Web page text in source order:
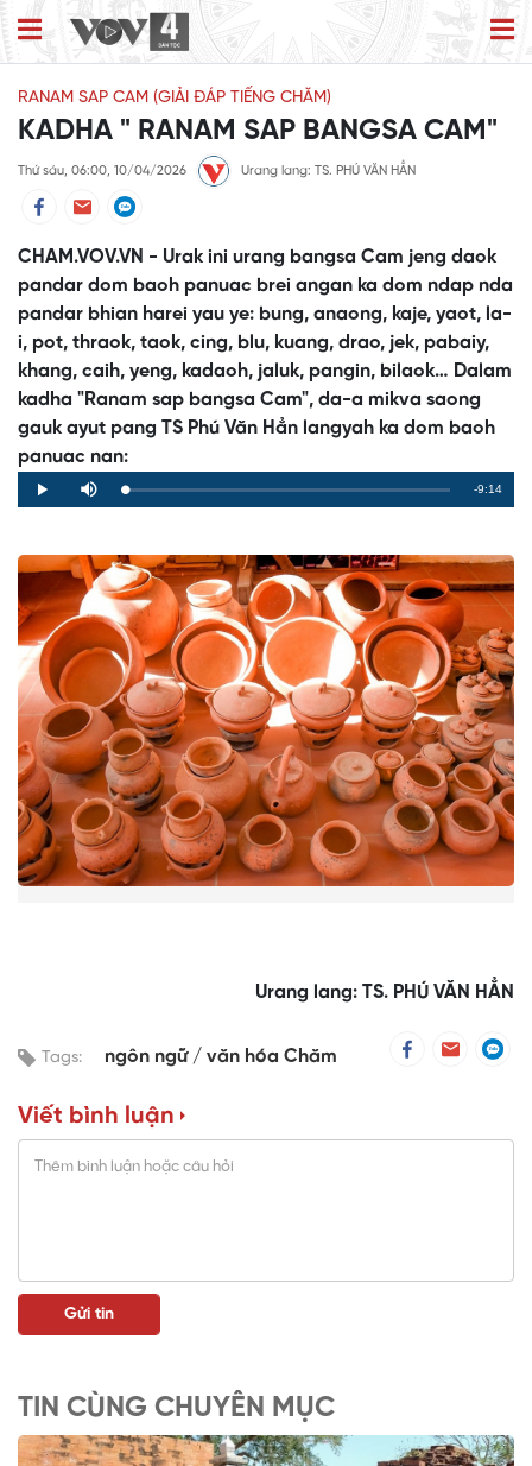
RANAM SAP CAM (GIẢI ĐÁP TIẾNG CHĂM)
KADHA " RANAM SAP BANGSA CAM"
Thứ sáu, 06:00, 10/04/2026 Urang lang: TS. PHÚ VĂN HẲN
CHAM.VOV.VN - Urak ini urang bangsa Cam jeng daok
pandar dom baoh panuac brei angan ka dom ndap nda
pandar bhian harei yau ye: bung, anaong, kaje, yaot, la-
i, pot, thraok, taok, cing, blu, kuang, drao, jek, pabaiy,
khang, caih, yeng, kadaoh, jaluk, pangin, bilaok… Dalam
kadha "Ranam sap bangsa Cam", da-a mikva saong
gauk ayut pang TS Phú Văn Hẳn langyah ka dom baoh
panuac nan:
Play Mute Loaded:
0%
Progress:
0%
Remaining
-9:14
Urang lang: TS. PHÚ VĂN HẲN
Tags: ngôn ngữ văn hóa Chăm
Viết bình luận
TIN CÙNG CHUYÊN MỤC